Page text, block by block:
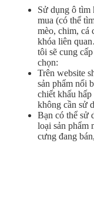
Sử dụng ô tìm
mua (có thể
mèo, chim, cá
khóa liên
tôi sẽ cung
chọn:
Trên website
sản phẩm nổi
chiết khấu
không cần sử
Bạn có thể sử
loại sản phẩm
cưng đang